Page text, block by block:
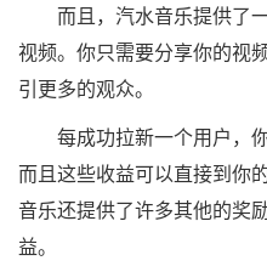
而且，汽水音乐提供了一
视频。你只需要分享你的视
引更多的观众。
每成功拉新一个用户，你
而且这些收益可以直接到你
音乐还提供了许多其他的奖
益。